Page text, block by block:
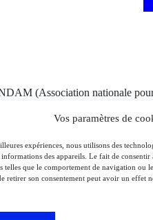
Vos paramètres de
expériences, nous utilisons des
des appareils. Le fait de consentir
telles que le comportement de navigation ou
retirer son consentement peut avoir un effet
(Association nationale
témoignant du regard